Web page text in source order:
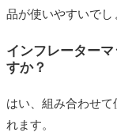
品が使いやすいでし
インフレーター
すか？
はい、組み合わせ
れます。